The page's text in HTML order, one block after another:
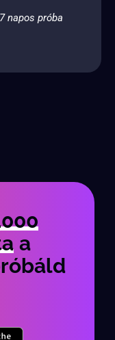
napos próba
a